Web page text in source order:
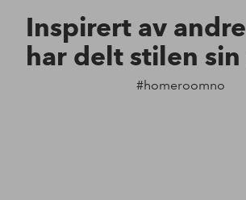
Inspirert av
har delt stilen
#homeroomno